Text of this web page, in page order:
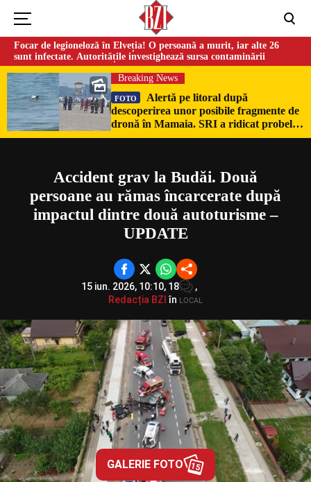
Focar de legioneloză în Elveția! O persoană a murit, iar alte 26
sunt infectate. Autoritățile investighează sursa contaminării
Breaking News
FOTO
Alertă pe litoral după
descoperirea unor posibile fragmente de
dronă în Mamaia. SRI a ridicat probele
pentru expertiză
Could not play video.
There was a problem trying to load the video.
Accident grav la Budăi. Două
persoane au rămas încarcerate după
impactul dintre două autoturisme –
UPDATE
15 iun. 2026, 10:10, 18
,
Redacția BZI în LOCAL
GALERIE FOTO 15